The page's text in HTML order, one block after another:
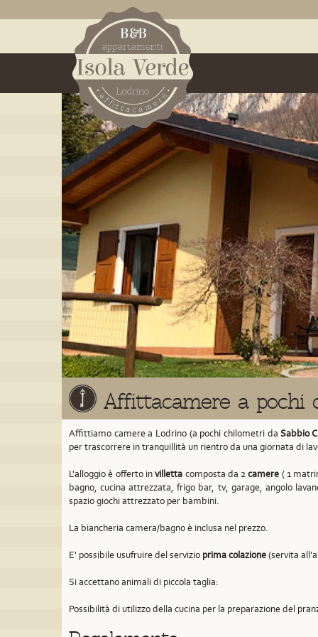
Affittacamere a pochi
Affittiamo camere a Lodrino (a pochi chilometri daSabbio
per trascorrere in tranquillità un rientro da una giornata di
L'alloggio è offerto invilletta composta da 2camere ( 1
bagno, cucina attrezzata, frigo bar, tv, garage, angolo
spazio giochi attrezzato per bambini.
La biancheria camera/bagno è inclusa nel prezzo.
E' possibile usufruire del servizio prima colazione(servita
Si accettano animali di piccola taglia:
Possibilità di utilizzo della cucina per la preparazione del